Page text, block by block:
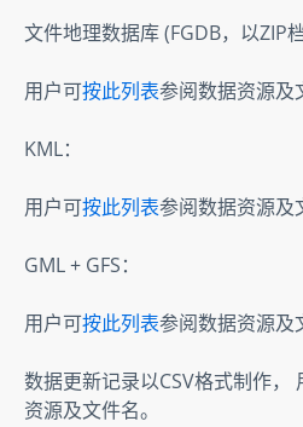
文件地理数据库 (FGDB，以ZIP
用户可按此列表参阅数据资源及
KML：
用户可按此列表参阅数据资源及
GML + GFS：
用户可按此列表参阅数据资源及
数据更新记录以CSV格式制作，
资源及文件名。